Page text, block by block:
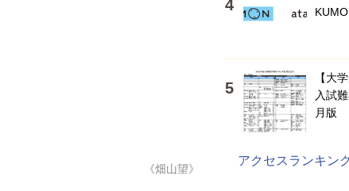
《畑山望》
【大
入試
月版
アクセスランキン